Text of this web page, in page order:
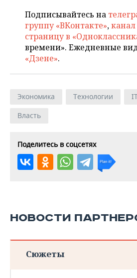
Подписывайтесь на
группу «ВКонтакте»,канал
страницу в
времени». Ежедневные
«Дзене».
Экономика Технологии
Власть
Поделитесь в соцсетях
НОВОСТИ
Сюжеты